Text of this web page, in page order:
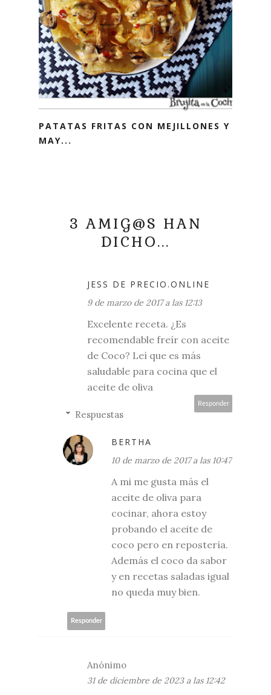
PATATAS FRITAS CON MEJILLONES Y
MAY...
3 AMIG@S HAN
DICHO...
JESS DE PRECIO.ONLINE
9 de marzo de 2017 a las 12:13
Excelente receta. ¿Es
recomendable freír con aceite
de Coco? Leí que es más
saludable para cocina que el
aceite de oliva
Responder
Respuestas
BERTHA
10 de marzo de 2017 a las 10:47
A mi me gusta más el
aceite de oliva para
cocinar, ahora estoy
probando el aceite de
coco pero en repostería.
Además el coco da sabor
y en recetas saladas igual
no queda muy bien.
Responder
Anónimo
31 de diciembre de 2023 a las 12:42